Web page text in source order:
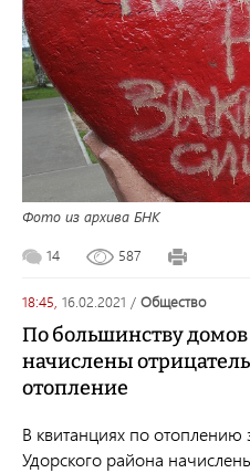
Фото из архива БНК
14 587
18:45, 16.02.2021 / общество
По большинству домов
начислены
отопление
В квитанциях по отоплению
Удорского района